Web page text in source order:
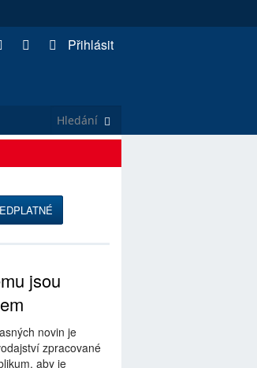
Přihlásit
jsou
novin je
zpracované
aby je